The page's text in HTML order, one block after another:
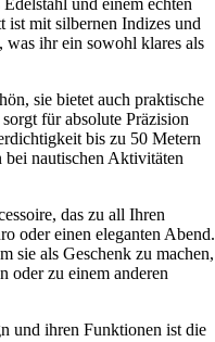
und einem echten
ist mit silbernen Indizes und
was ihr ein sowohl klares als
sie bietet auch praktische
für absolute Präzision
bis zu 50 Metern
bei nautischen Aktivitäten
das zu all Ihren
oder einen eleganten Abend.
sie als Geschenk zu machen,
oder zu einem anderen
und ihren Funktionen ist die